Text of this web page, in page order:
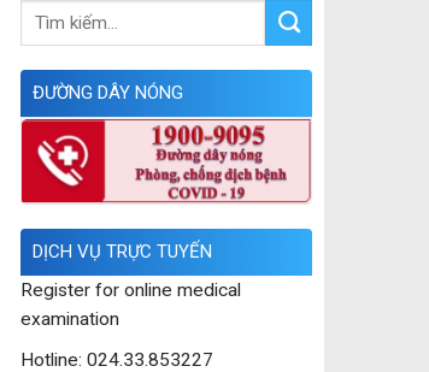
ĐƯỜNG DÂY NÓNG
DỊCH VỤ TRỰC TUYẾN
Register for online medical
examination
Hotline: 024.33.853227